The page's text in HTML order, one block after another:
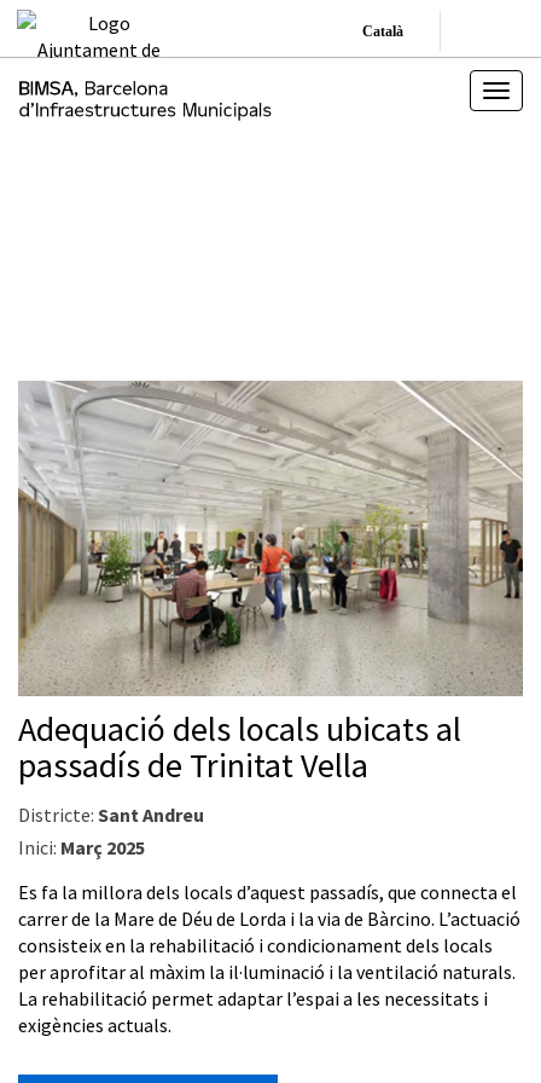
Català
Adequació dels locals ubicats al
passadís de Trinitat Vella
Districte: Sant Andreu
Inici: Març 2025
Es fa la millora dels locals d’aquest passadís, que connecta el
carrer de la Mare de Déu de Lorda i la via de Bàrcino. L’actuació
consisteix en la rehabilitació i condicionament dels locals
per aprofitar al màxim la il·luminació i la ventilació naturals.
La rehabilitació permet adaptar l’espai a les necessitats i
exigències actuals.